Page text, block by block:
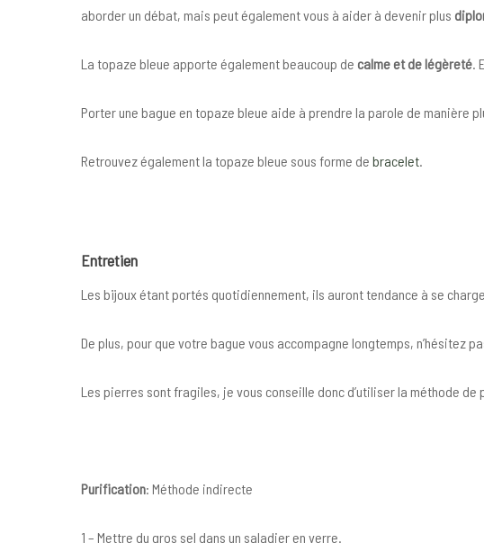
aborder un débat, mais peut également vous à aider à devenir plus
La topaze bleue apporte également beaucoup de calme et de légèreté.
Porter une bague en topaze bleue aide à prendre la parole de manière
Retrouvez également la topaze bleue sous forme debracelet.
Entretien
Les bijoux étant portés quotidiennement, ils auront tendance à se
De plus, pour que votre bague vous accompagne longtemps, n’hésitez
Les pierres sont fragiles, je vous conseille donc d’utiliser la méthode
Purification: Méthode indirecte
1 – Mettre du gros sel dans un saladier en verre.